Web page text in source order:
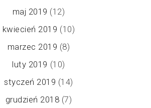
maj 2019 (12)
kwiecień 2019 (10)
marzec 2019 (8)
luty 2019 (10)
styczeń 2019 (14)
grudzień 2018 (7)